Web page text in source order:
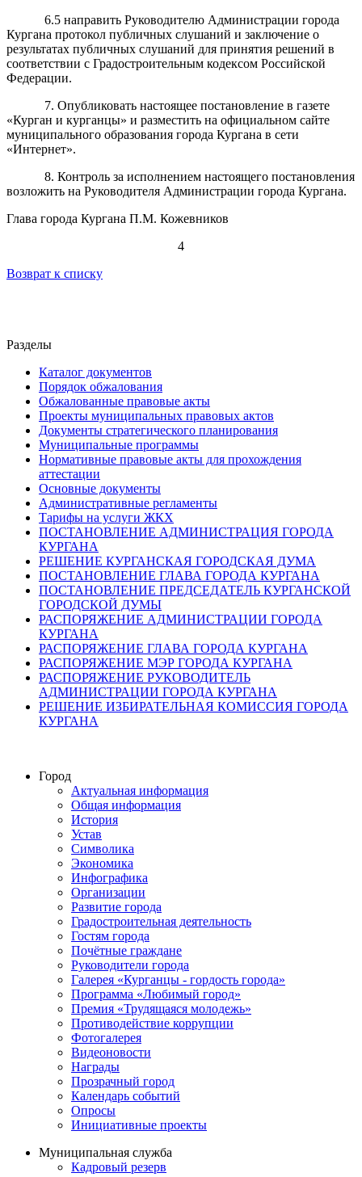
6.5 направить Руководителю Администрации города
Кургана протокол публичных слушаний и заключение о
результатах публичных слушаний для принятия решений в
соответствии с Градостроительным кодексом Российской
Федерации.
7. Опубликовать настоящее постановление в газете
«Курган и курганцы» и разместить на официальном сайте
муниципального образования города Кургана в сети
«Интернет».
8. Контроль за исполнением настоящего постановления
возложить на Руководителя Администрации города Кургана.
Глава города Кургана П.М. Кожевников
4
Возврат к списку
Разделы
Каталог документов
Порядок обжалования
Обжалованные правовые акты
Проекты муниципальных правовых актов
Документы стратегического планирования
Муниципальные программы
Нормативные правовые акты для прохождения
аттестации
Основные документы
Административные регламенты
Тарифы на услуги ЖКХ
ПОСТАНОВЛЕНИЕ АДМИНИСТРАЦИЯ ГОРОДА
КУРГАНА
РЕШЕНИЕ КУРГАНСКАЯ ГОРОДСКАЯ ДУМА
ПОСТАНОВЛЕНИЕ ГЛАВА ГОРОДА КУРГАНА
ПОСТАНОВЛЕНИЕ ПРЕДСЕДАТЕЛЬ КУРГАНСКОЙ
ГОРОДСКОЙ ДУМЫ
РАСПОРЯЖЕНИЕ АДМИНИСТРАЦИИ ГОРОДА
КУРГАНА
РАСПОРЯЖЕНИЕ ГЛАВА ГОРОДА КУРГАНА
РАСПОРЯЖЕНИЕ МЭР ГОРОДА КУРГАНА
РАСПОРЯЖЕНИЕ РУКОВОДИТЕЛЬ
АДМИНИСТРАЦИИ ГОРОДА КУРГАНА
РЕШЕНИЕ ИЗБИРАТЕЛЬНАЯ КОМИССИЯ ГОРОДА
КУРГАНА
Город
Актуальная информация
Общая информация
История
Устав
Символика
Экономика
Инфографика
Организации
Развитие города
Градостроительная деятельность
Гостям города
Почётные граждане
Руководители города
Галерея «Курганцы - гордость города»
Программа «Любимый город»
Премия «Трудящаяся молодежь»
Противодействие коррупции
Фотогалерея
Видеоновости
Награды
Прозрачный город
Календарь событий
Опросы
Инициативные проекты
Муниципальная служба
Кадровый резерв